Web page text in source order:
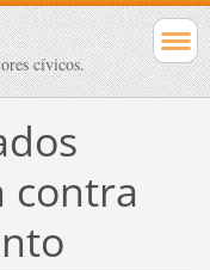
cívicos.
contra